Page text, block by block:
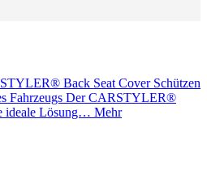
Back Seat Cover Schützen
Fahrzeugs Der CARSTYLER®
ideale Lösung… Mehr